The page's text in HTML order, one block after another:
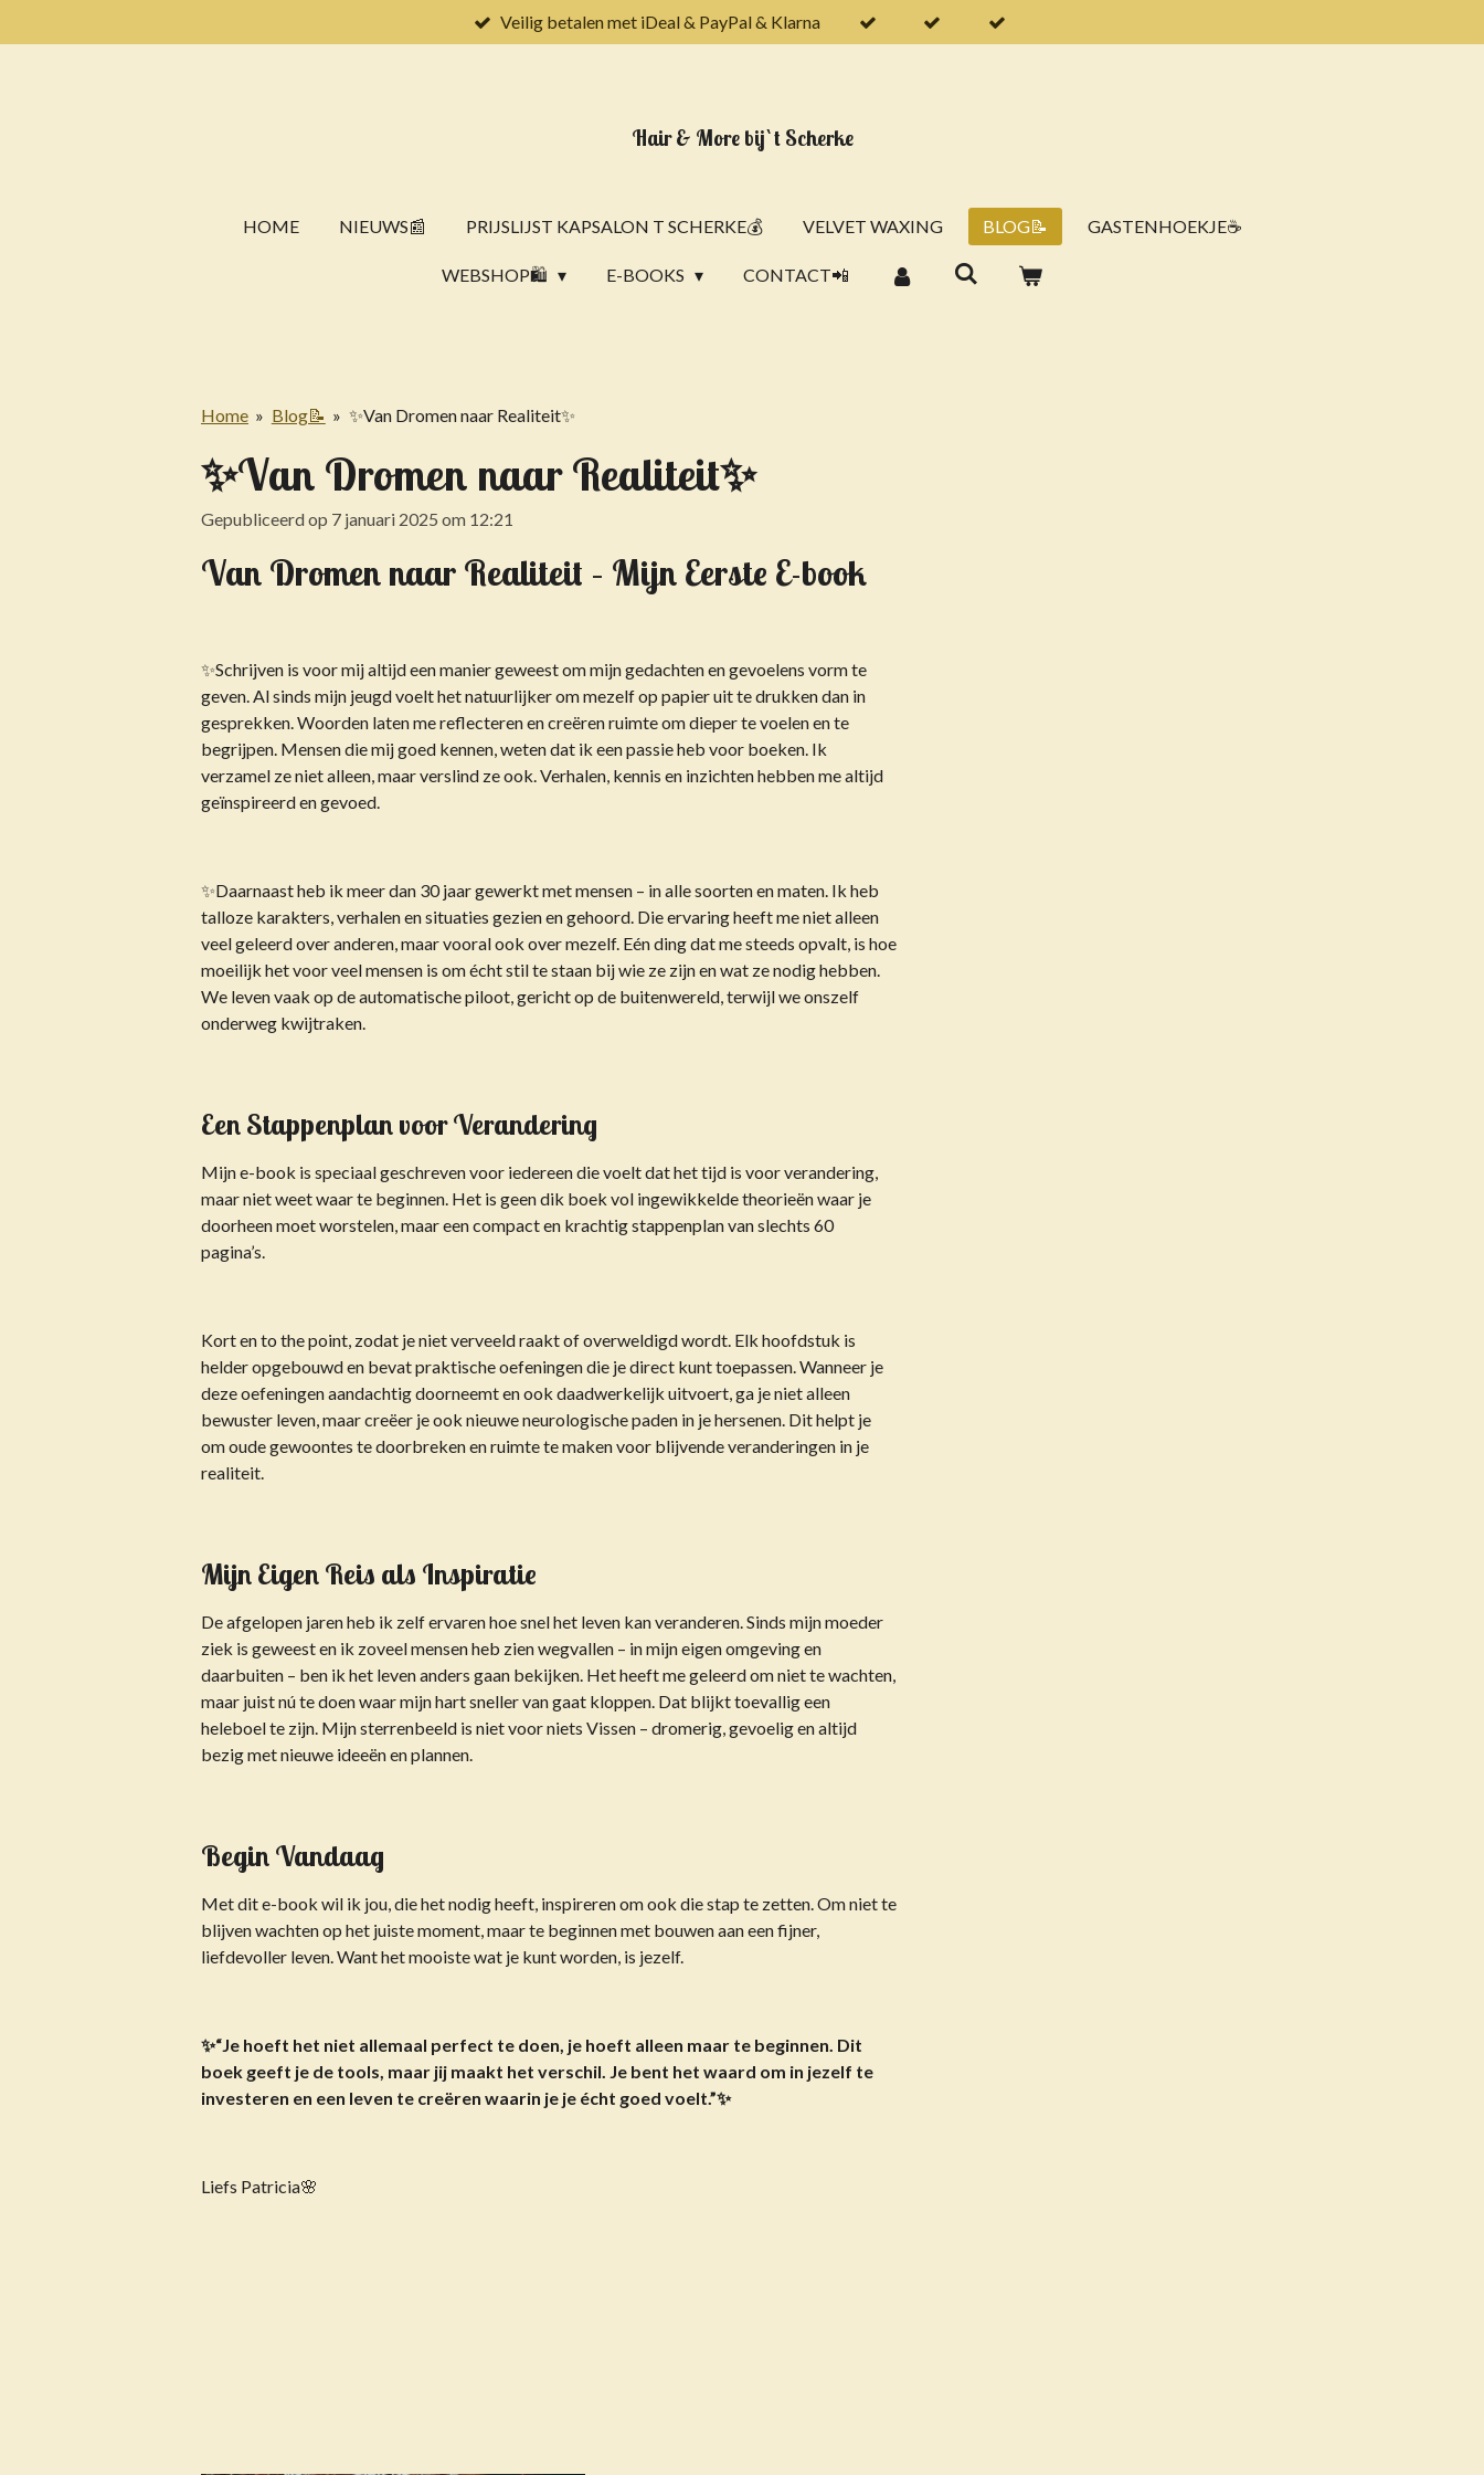
direct
Veilig betalen met iDeal & PayPal & Klarna
Hair & More bij `t Scherke
HOME NIEUWS📰 PRIJSLIJST KAPSALON T SCHERKE💰 VELVET WAXING BLOG📝 GASTENHOEKJE☕️
WEBSHOP🛍️ E-BOOKS CONTACT📲
Home » Blog📝 » ✨Van Dromen naar Realiteit✨
✨Van Dromen naar Realiteit✨
Gepubliceerd op 7 januari 2025 om 12:21
Van Dromen naar Realiteit – Mijn Eerste E-book
✨Schrijven is voor mij altijd een manier geweest om mijn gedachten en gevoelens vorm te
geven. Al sinds mijn jeugd voelt het natuurlijker om mezelf op papier uit te drukken dan in
gesprekken. Woorden laten me reflecteren en creëren ruimte om dieper te voelen en te
begrijpen. Mensen die mij goed kennen, weten dat ik een passie heb voor boeken. Ik
verzamel ze niet alleen, maar verslind ze ook. Verhalen, kennis en inzichten hebben me altijd
geïnspireerd en gevoed.
✨Daarnaast heb ik meer dan 30 jaar gewerkt met mensen – in alle soorten en maten. Ik heb
talloze karakters, verhalen en situaties gezien en gehoord. Die ervaring heeft me niet alleen
veel geleerd over anderen, maar vooral ook over mezelf. Eén ding dat me steeds opvalt, is hoe
moeilijk het voor veel mensen is om écht stil te staan bij wie ze zijn en wat ze nodig hebben.
We leven vaak op de automatische piloot, gericht op de buitenwereld, terwijl we onszelf
onderweg kwijtraken.
Een Stappenplan voor Verandering
Mijn e-book is speciaal geschreven voor iedereen die voelt dat het tijd is voor verandering,
maar niet weet waar te beginnen. Het is geen dik boek vol ingewikkelde theorieën waar je
doorheen moet worstelen, maar een compact en krachtig stappenplan van slechts 60
pagina’s.
Kort en to the point, zodat je niet verveeld raakt of overweldigd wordt. Elk hoofdstuk is
helder opgebouwd en bevat praktische oefeningen die je direct kunt toepassen. Wanneer je
deze oefeningen aandachtig doorneemt en ook daadwerkelijk uitvoert, ga je niet alleen
bewuster leven, maar creëer je ook nieuwe neurologische paden in je hersenen. Dit helpt je
om oude gewoontes te doorbreken en ruimte te maken voor blijvende veranderingen in je
realiteit.
Mijn Eigen Reis als Inspiratie
De afgelopen jaren heb ik zelf ervaren hoe snel het leven kan veranderen. Sinds mijn moeder
ziek is geweest en ik zoveel mensen heb zien wegvallen – in mijn eigen omgeving en
daarbuiten – ben ik het leven anders gaan bekijken. Het heeft me geleerd om niet te wachten,
maar juist nú te doen waar mijn hart sneller van gaat kloppen. Dat blijkt toevallig een
heleboel te zijn. Mijn sterrenbeeld is niet voor niets Vissen – dromerig, gevoelig en altijd
bezig met nieuwe ideeën en plannen.
Begin Vandaag
Met dit e-book wil ik jou, die het nodig heeft, inspireren om ook die stap te zetten. Om niet te
blijven wachten op het juiste moment, maar te beginnen met bouwen aan een fijner,
liefdevoller leven. Want het mooiste wat je kunt worden, is jezelf.
✨“Je hoeft het niet allemaal perfect te doen, je hoeft alleen maar te beginnen. Dit
boek geeft je de tools, maar jij maakt het verschil. Je bent het waard om in jezelf te
investeren en een leven te creëren waarin je je écht goed voelt.”✨
Liefs Patricia🌸